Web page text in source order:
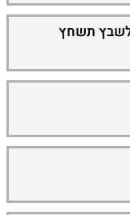
לשבץ תשחץ